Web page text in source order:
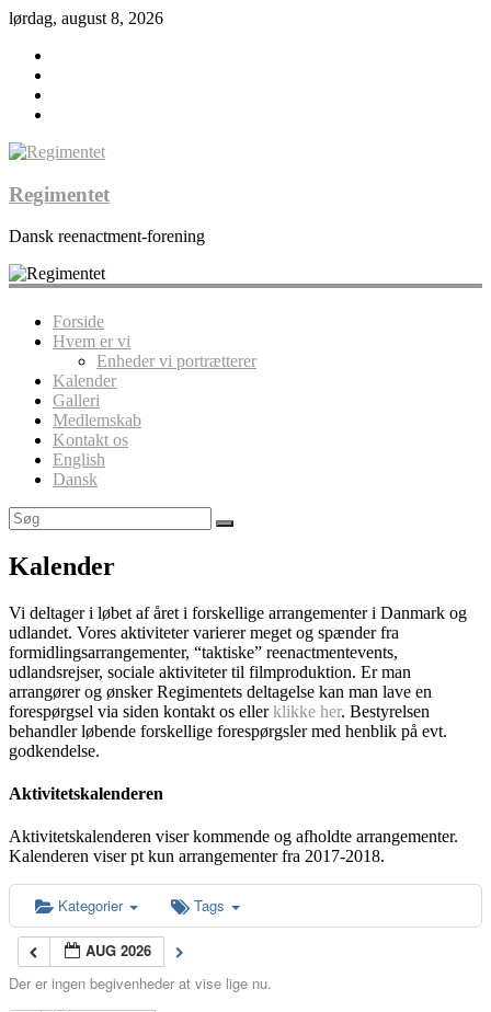
lørdag, august 8, 2026
Regimentet
Dansk reenactment-forening
Forside
Hvem er vi
Enheder vi portrætterer
Kalender
Galleri
Medlemskab
Kontakt os
English
Dansk
Kalender
Vi deltager i løbet af året i forskellige arrangementer i Danmark og
udlandet. Vores aktiviteter varierer meget og spænder fra
formidlingsarrangementer, “taktiske” reenactmentevents,
udlandsrejser, sociale aktiviteter til filmproduktion. Er man
arrangører og ønsker Regimentets deltagelse kan man lave en
forespørgsel via siden kontakt os ellerklikke her. Bestyrelsen
behandler løbende forskellige forespørgsler med henblik på evt.
godkendelse.
Aktivitetskalenderen
Aktivitetskalenderen viser kommende og afholdte arrangementer.
Kalenderen viser pt kun arrangementer fra 2017-2018.
Kategorier Tags
AUG 2026
Der er ingen begivenheder at vise lige nu.